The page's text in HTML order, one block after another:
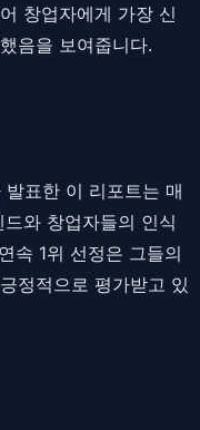
창업자에게 가장 신
음을 보여줍니다.
표한 이 리포트는 매
와 창업자들의 인식
속 1위 선정은 그들의
정적으로 평가받고 있